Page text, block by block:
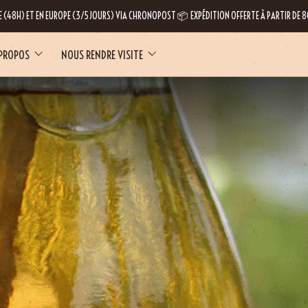
(48H) ET EN EUROPE (3/5 JOURS) VIA CHRONOPOST 📦 EXPÉDITION OFFERTE À PARTIR
NOUS RENDRE VISITE